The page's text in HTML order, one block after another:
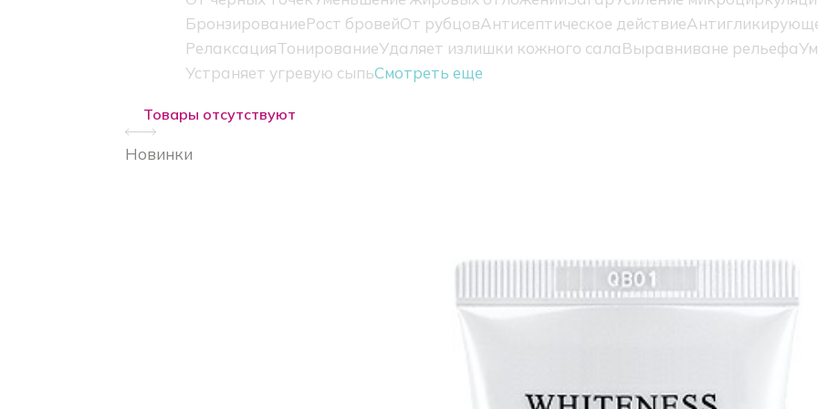
БронзированиеРост бровейОт рубцовАнтисептическое действие
РелаксацияТонированиеУдаляет излишки кожного салаВыравниване рельефа
Устраняет угревую сыпьСмотреть еще
Товары отсутствуют
Новинки